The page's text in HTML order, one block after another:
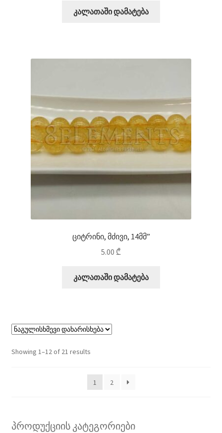
კალათაში დამატება
ციტრინი, მძივი, 14მმ”
5.00 ₾
კალათაში დამატება
Showing 1–12 of 21 results
1 2
პროდუქციის კატეგორიები